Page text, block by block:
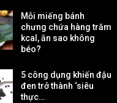
Mỗi miếng bánh
chưng chứa hàng trăm
kcal, ăn sao không
béo?
5 công dụng khiến đậu
đen trở thành ‘siêu
thực…